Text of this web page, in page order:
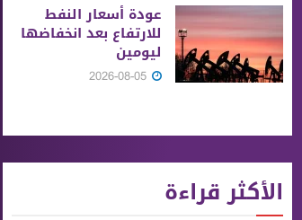
عودة أسعار النفط
للارتفاع بعد انخفاضها
ليومين
الأكثر قراءة